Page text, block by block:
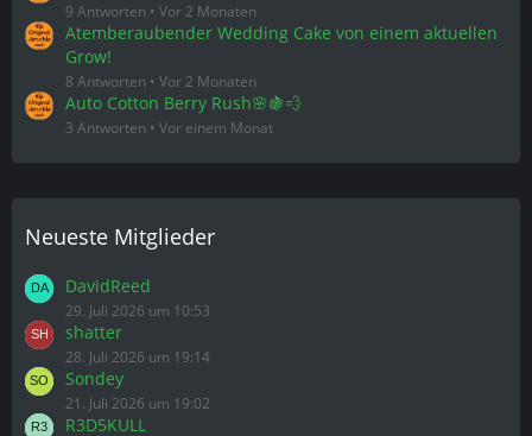
9 Antworten Vor 2 Monaten
Atemberaubender Wedding Cake von einem aktuellen
Grow!
8 Antworten Vor 2 Monaten
Auto Cotton Berry Rush🌸🍇💨
3 Antworten Vor einem Monat
Neueste Mitglieder
DavidReed
29. Juli 2026 um 10:53
shatter
28. Juli 2026 um 19:14
Sondey
21. Juli 2026 um 19:02
R3D5KULL